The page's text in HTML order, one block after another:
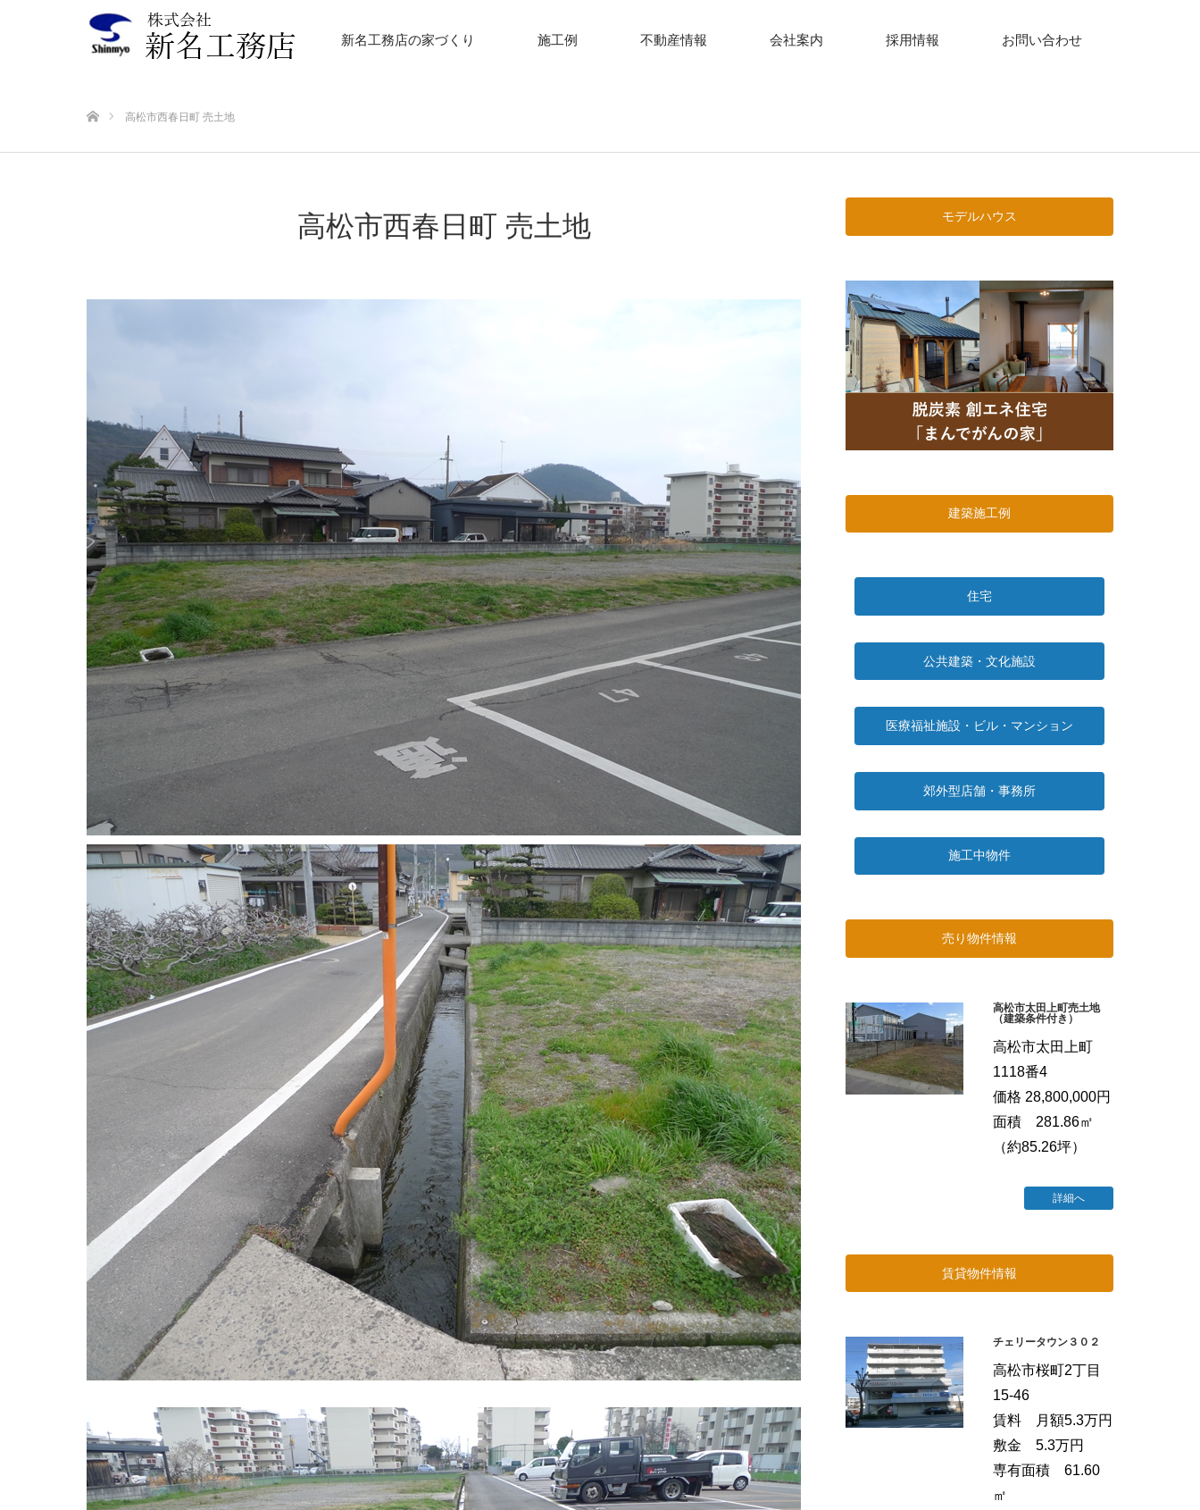
新名工務店の家づくり 施工例 不動産情報 会社案内 採用情報 お問い合わせ
高松市西春日町 売土地
高松市西春日町 売土地 モデルハウス
建築施工例
住宅
公共建築・文化施設
医療福祉施設・ビル・マンション
郊外型店舗・事務所
施工中物件
売り物件情報
高松市太田上町売土地
（建築条件付き）
高松市太田上町
1118番4
価格 28,800,000円
面積 281.86㎡
（約85.26坪）
詳細へ
賃貸物件情報
チェリータウン３０２
高松市桜町2丁目
15-46
賃料 月額5.3万円
敷金 5.3万円
専有面積 61.60
㎡